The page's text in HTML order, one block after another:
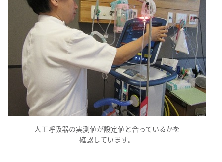
人工呼吸器の実測値が設定値と合っているかを
確認しています。